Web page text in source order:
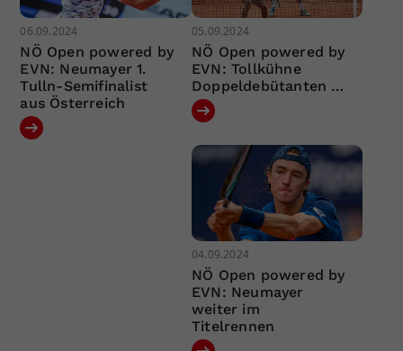
06.09.2024
NÖ Open powered by
EVN: Neumayer 1.
Tulln-Semifinalist
aus Österreich
05.09.2024
NÖ Open powered by
EVN: Tollkühne
Doppeldebütanten …
04.09.2024
NÖ Open powered by
EVN: Neumayer
weiter im
Titelrennen